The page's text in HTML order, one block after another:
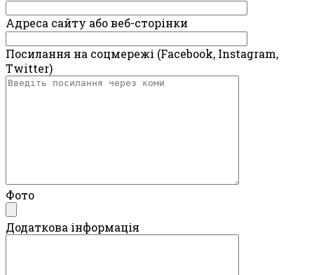
Адреса сайту або веб-сторінки
Посилання на соцмережі (Facebook, Instagram,
Twitter)
Фото
Додаткова інформація